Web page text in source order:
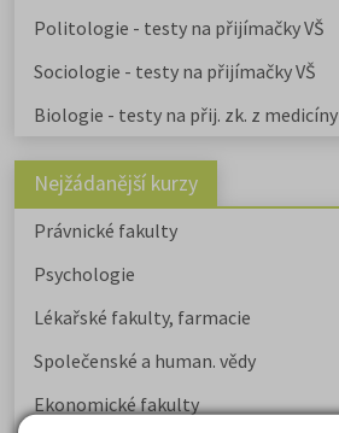
Politologie - testy na přijímačky VŠ
Sociologie - testy na přijímačky VŠ
Biologie - testy na přij. zk. z medicíny
Nejžádanější kurzy
Právnické fakulty
Psychologie
Lékařské fakulty, farmacie
Společenské a human. vědy
Ekonomické fakulty